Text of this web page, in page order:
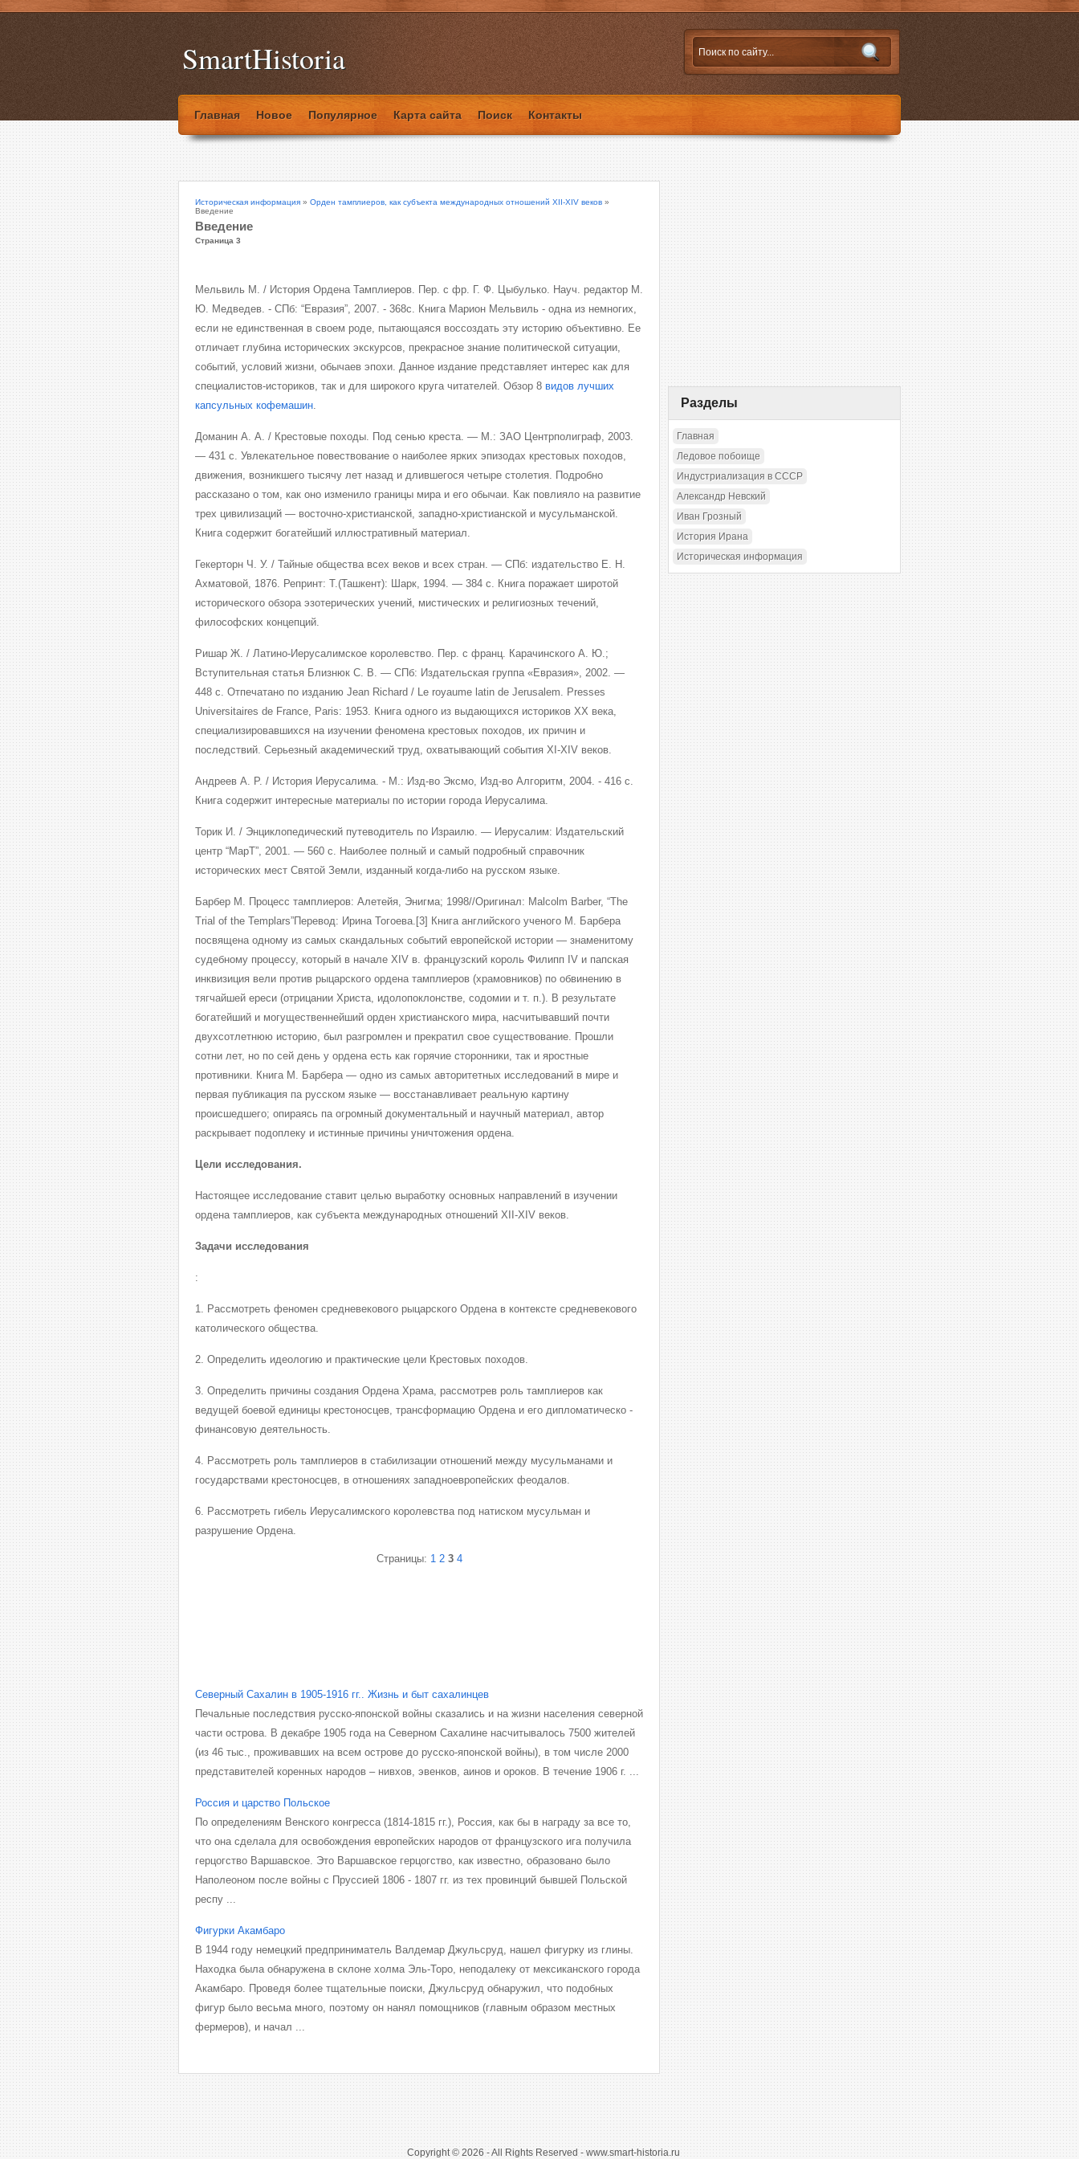
SmartHistoria
Главная Новое Популярное Карта сайта Поиск Контакты
Историческая информация » Орден тамплиеров, как субъекта международных отношений XII-XIV веков »
Введение
Введение
Страница 3
Мельвиль М. / История Ордена Тамплиеров. Пер. с фр. Г. Ф. Цыбулько. Науч. редактор М.
Ю. Медведев. - СПб: “Евразия”, 2007. - 368с. Книга Марион Мельвиль - одна из немногих,
если не единственная в своем роде, пытающаяся воссоздать эту историю объективно. Ее
отличает глубина исторических экскурсов, прекрасное знание политической ситуации,
событий, условий жизни, обычаев эпохи. Данное издание представляет интерес как для
специалистов-историков, так и для широкого круга читателей. Обзор 8 видов лучших
капсульных кофемашин.
Доманин А. А. / Крестовые походы. Под сенью креста. — М.: ЗАО Центрполиграф, 2003.
— 431 с. Увлекательное повествование о наиболее ярких эпизодах крестовых походов,
движения, возникшего тысячу лет назад и длившегося четыре столетия. Подробно
рассказано о том, как оно изменило границы мира и его обычаи. Как повлияло на развитие
трех цивилизаций — восточно-христианской, западно-христианской и мусульманской.
Книга содержит богатейший иллюстративный материал.
Гекерторн Ч. У. / Тайные общества всех веков и всех стран. — СПб: издательство Е. Н.
Ахматовой, 1876. Репринт: Т.(Ташкент): Шарк, 1994. — 384 с. Книга поражает широтой
исторического обзора эзотерических учений, мистических и религиозных течений,
философских концепций.
Ришар Ж. / Латино-Иерусалимское королевство. Пер. с франц. Карачинского А. Ю.;
Вступительная статья Близнюк С. В. — СПб: Издательская группа «Евразия», 2002. —
448 с. Отпечатано по изданию Jean Richard / Le royaume latin de Jerusalem. Presses
Universitaires de France, Paris: 1953. Книга одного из выдающихся историков ХХ века,
специализировавшихся на изучении феномена крестовых походов, их причин и
последствий. Серьезный академический труд, охватывающий события ХI-XIV веков.
Андреев А. Р. / История Иерусалима. - М.: Изд-во Эксмо, Изд-во Алгоритм, 2004. - 416 с.
Книга содержит интересные материалы по истории города Иерусалима.
Торик И. / Энциклопедический путеводитель по Израилю. — Иерусалим: Издательский
центр “МарТ”, 2001. — 560 с. Наиболее полный и самый подробный справочник
исторических мест Святой Земли, изданный когда-либо на русском языке.
Барбер М. Процесс тамплиеров: Алетейя, Энигма; 1998//Оригинал: Malcolm Barber, “The
Trial of the Templars”Перевод: Ирина Тогоева.[3] Книга английского ученого М. Барбера
посвящена одному из самых скандальных событий европейской истории — знаменитому
судебному процессу, который в начале XIV в. французский король Филипп IV и папская
инквизиция вели против рыцарского ордена тамплиеров (храмовников) по обвинению в
тягчайшей ереси (отрицании Христа, идолопоклонстве, содомии и т. п.). В результате
богатейший и могущественнейший орден христианского мира, насчитывавший почти
двухсотлетнюю историю, был разгромлен и прекратил свое существование. Прошли
сотни лет, но по сей день у ордена есть как горячие сторонники, так и яростные
противники. Книга М. Барбера — одно из самых авторитетных исследований в мире и
первая публикация па русском языке — восстанавливает реальную картину
происшедшего; опираясь па огромный документальный и научный материал, автор
раскрывает подоплеку и истинные причины уничтожения ордена.
Цели исследования.
Настоящее исследование ставит целью выработку основных направлений в изучении
ордена тамплиеров, как субъекта международных отношений XII-XIV веков.
Задачи исследования
:
1. Рассмотреть феномен средневекового рыцарского Ордена в контексте средневекового
католического общества.
2. Определить идеологию и практические цели Крестовых походов.
3. Определить причины создания Ордена Храма, рассмотрев роль тамплиеров как
ведущей боевой единицы крестоносцев, трансформацию Ордена и его дипломатическо -
финансовую деятельность.
4. Рассмотреть роль тамплиеров в стабилизации отношений между мусульманами и
государствами крестоносцев, в отношениях западноевропейских феодалов.
6. Рассмотреть гибель Иерусалимского королевства под натиском мусульман и
разрушение Ордена.
Страницы: 1 2 3 4
Северный Сахалин в 1905-1916 гг.. Жизнь и быт сахалинцев
Печальные последствия русско-японской войны сказались и на жизни населения северной
части острова. В декабре 1905 года на Северном Сахалине насчитывалось 7500 жителей
(из 46 тыс., проживавших на всем острове до русско-японской войны), в том числе 2000
представителей коренных народов – нивхов, эвенков, аинов и ороков. В течение 1906 г. ...
Россия и царство Польское
По определениям Венского конгресса (1814-1815 гг.), Россия, как бы в награду за все то,
что она сделала для освобождения европейских народов от французского ига получила
герцогство Варшавское. Это Варшавское герцогство, как известно, образовано было
Наполеоном после войны с Пруссией 1806 - 1807 гг. из тех провинций бывшей Польской
респу ...
Фигурки Акамбаро
В 1944 году немецкий предприниматель Валдемар Джульсруд, нашел фигурку из глины.
Находка была обнаружена в склоне холма Эль-Торо, неподалеку от мексиканского города
Акамбаро. Проведя более тщательные поиски, Джульсруд обнаружил, что подобных
фигур было весьма много, поэтому он нанял помощников (главным образом местных
фермеров), и начал ...
Разделы
Главная
Ледовое побоище
Индустриализация в СССР
Александр Невский
Иван Грозный
История Ирана
Историческая информация
Copyright © 2026 - All Rights Reserved - www.smart-historia.ru